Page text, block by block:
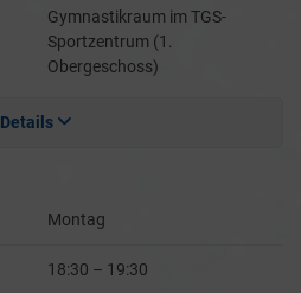
Gymnastikraum im TGS-
Sportzentrum (1.
Obergeschoss)
Details
Montag
18:30 – 19:30